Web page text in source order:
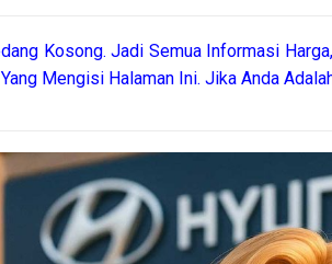
Kosong. Jadi Semua Informasi
Yang Mengisi Halaman Ini. Jika Anda